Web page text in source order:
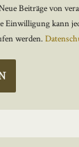
Beiträge von
Einwilligung kann
werden.